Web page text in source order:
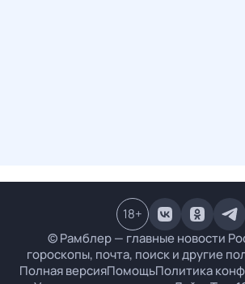
© Рамблер — главные новости
гороскопы, почта, поиск и другие
Полная версияПомощьПолитика
18+